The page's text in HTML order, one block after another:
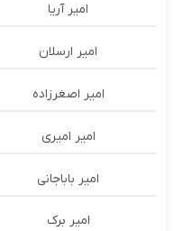
امیر آریا
امیر ارسلان
امیر اصغرزاده
امیر امیری
امیر باباجانی
امیر برک